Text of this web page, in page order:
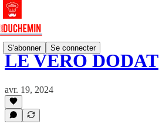
S'abonner Se connecter
LE VERO DODAT
avr. 19, 2024